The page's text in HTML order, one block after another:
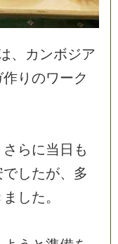
、 カ ンボジア
作り のワーク
さ ら に当 日 も
でしたが、 多
ま した。